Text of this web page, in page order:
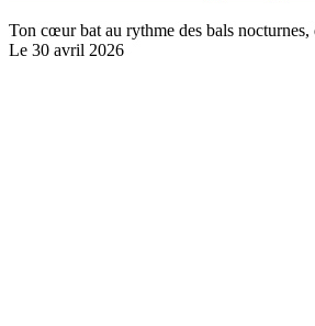
Ton cœur bat au rythme des bals
Le 30 avril 2026